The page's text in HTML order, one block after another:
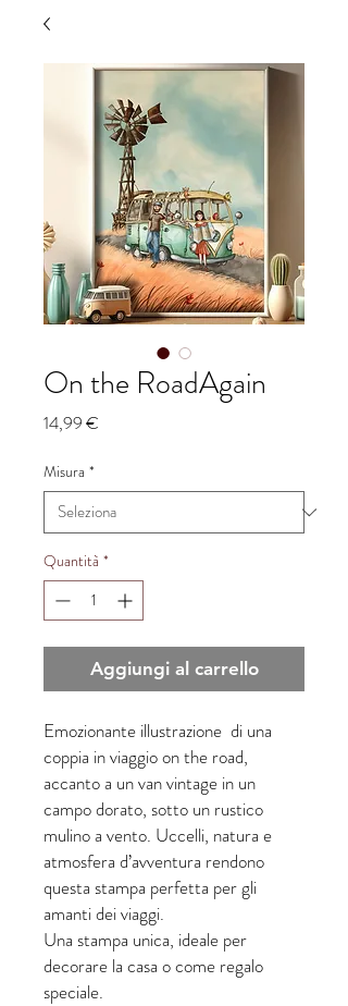
On the RoadAgain
14,99 €
Misura *
Quantità *
Aggiungi al carrello
Emozionante illustrazione di una
coppia in viaggio on the road,
accanto a un van vintage in un
campo dorato, sotto un rustico
mulino a vento. Uccelli, natura e
atmosfera d’avventura rendono
questa stampa perfetta per gli
amanti dei viaggi.
Una stampa unica, ideale per
decorare la casa o come regalo
speciale.